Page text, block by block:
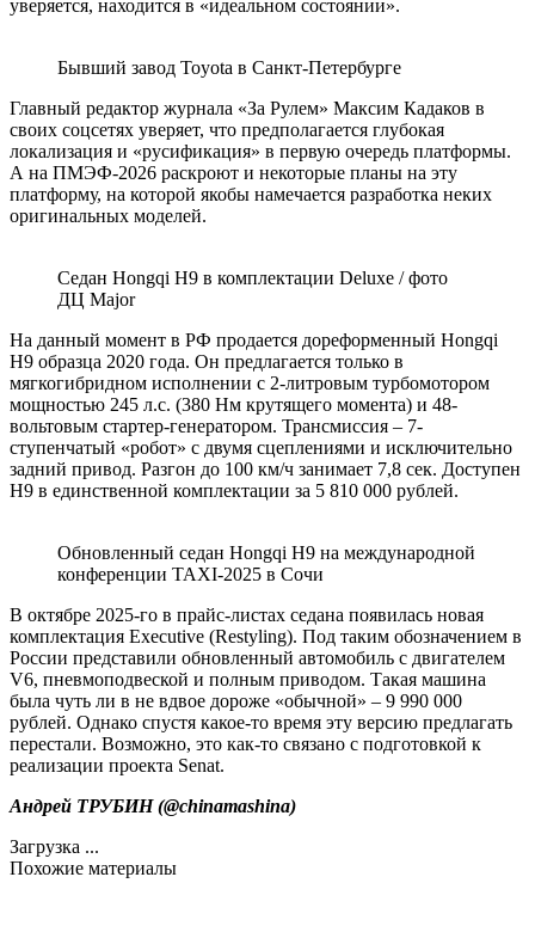
уверяется, находится в «идеальном состоянии».
Бывший завод Toyota в Санкт-Петербурге
Главный редактор журнала «За Рулем» Максим Кадаков в
своих соцсетях уверяет, что предполагается глубокая
локализация и «русификация» в первую очередь платформы.
А на ПМЭФ-2026 раскроют и некоторые планы на эту
платформу, на которой якобы намечается разработка неких
оригинальных моделей.
Седан Hongqi H9 в комплектации Deluxe / фото
ДЦ Major
На данный момент в РФ продается дореформенный Hongqi
H9 образца 2020 года. Он предлагается только в
мягкогибридном исполнении с 2-литровым турбомотором
мощностью 245 л.с. (380 Нм крутящего момента) и 48-
вольтовым стартер-генератором. Трансмиссия – 7-
ступенчатый «робот» с двумя сцеплениями и исключительно
задний привод. Разгон до 100 км/ч занимает 7,8 сек. Доступен
H9 в единственной комплектации за 5 810 000 рублей.
Обновленный седан Hongqi H9 на международной
конференции TAXI-2025 в Сочи
В октябре 2025-го в прайс-листах седана появилась новая
комплектация Executive (Restyling). Под таким обозначением в
России представили обновленный автомобиль с двигателем
V6, пневмоподвеской и полным приводом. Такая машина
была чуть ли в не вдвое дороже «обычной» – 9 990 000
рублей. Однако спустя какое-то время эту версию предлагать
перестали. Возможно, это как-то связано с подготовкой к
реализации проекта Senat.
Андрей ТРУБИН (@chinamashina)
Загрузка ...
Похожие материалы